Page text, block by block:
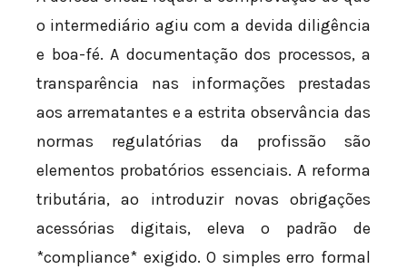
o intermediário agiu com a devida diligência
e boa-fé. A documentação dos processos, a
transparência nas informações prestadas
aos arrematantes e a estrita observância das
normas regulatórias da profissão são
elementos probatórios essenciais. A reforma
tributária, ao introduzir novas obrigações
acessórias digitais, eleva o padrão de
*compliance* exigido. O simples erro formal